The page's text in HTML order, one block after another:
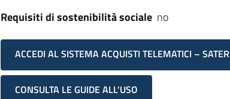
Requisiti di sostenibilità sociale no
ACCEDI AL SISTEMA ACQUISTI TELEMATICI – SATER
CONSULTA LE GUIDE ALL'USO